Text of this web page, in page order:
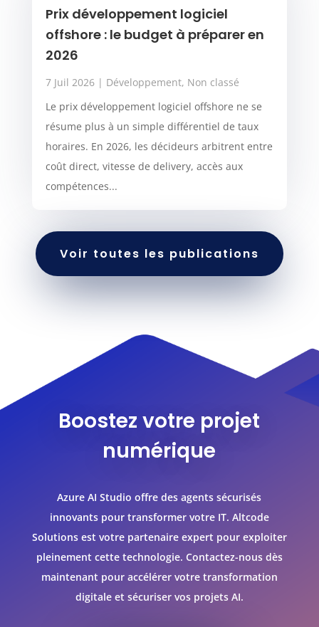
Prix développement logiciel
offshore : le budget à préparer en
2026
7 Juil 2026| Développement, Non classé
Le prix développement logiciel offshore ne se
résume plus à un simple différentiel de taux
horaires. En 2026, les décideurs arbitrent entre
coût direct, vitesse de delivery, accès aux
compétences...
Voir toutes les publications
Boostez votre projet
numérique
Azure AI Studio offre des agents sécurisés
innovants pour transformer votre IT. Altcode
Solutions est votre partenaire expert pour exploiter
pleinement cette technologie. Contactez-nous dès
maintenant pour accélérer votre transformation
digitale et sécuriser vos projets AI.